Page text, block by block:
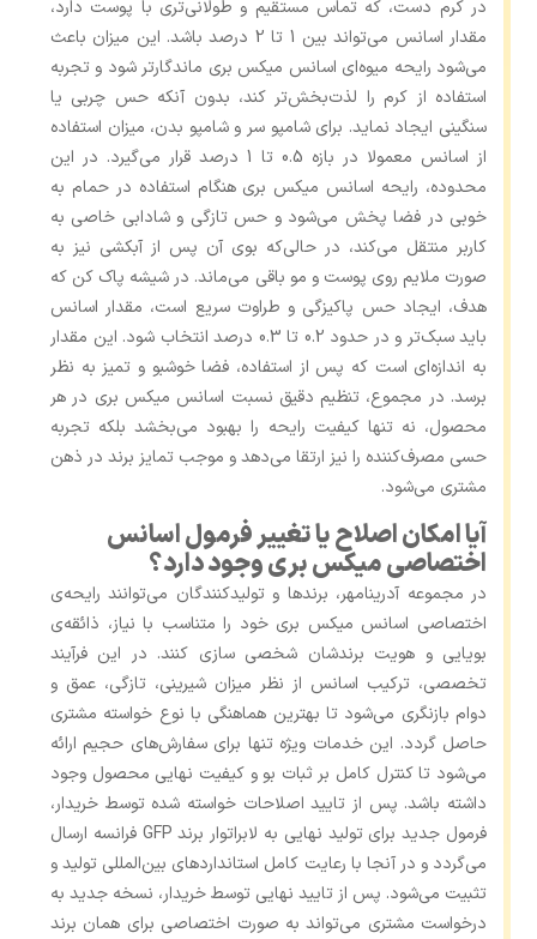
در کرم دست، که تماس مستقیم و طولانی‌تری با پوست دارد،
مقدار اسانس می‌تواند بین 1 تا 2 درصد باشد. این میزان باعث
می‌شود رایحه میوه‌ای اسانس میکس بری ماندگارتر شود و تجربه
استفاده از کرم را لذت‌بخش‌تر کند، بدون آنکه حس چربی یا
سنگینی ایجاد نماید. برای شامپو سر و شامپو بدن، میزان استفاده
از اسانس معمولا در بازه 0.5 تا 1 درصد قرار می‌گیرد. در این
محدوده، رایحه اسانس میکس بری هنگام استفاده در حمام به‌
خوبی در فضا پخش می‌شود و حس تازگی و شادابی خاصی به
کاربر منتقل می‌کند، در حالی‌که بوی آن پس از آبکشی نیز به
‌صورت ملایم روی پوست و مو باقی می‌ماند. در شیشه پاک ‌کن که
هدف، ایجاد حس پاکیزگی و طراوت سریع است، مقدار اسانس
باید سبک‌تر و در حدود 0.2 تا 0.3 درصد انتخاب شود. این مقدار
به اندازه‌ای است که پس از استفاده، فضا خوشبو و تمیز به نظر
برسد. در مجموع، تنظیم دقیق نسبت اسانس میکس بری در هر
محصول، نه‌ تنها کیفیت رایحه را بهبود می‌بخشد بلکه تجربه
حسی مصرف‌کننده را نیز ارتقا می‌دهد و موجب تمایز برند در ذهن
مشتری می‌شود.
آیا امکان اصلاح یا تغییر فرمول اسانس
اختصاصی میکس بری وجود دارد؟
در مجموعه آدرینامهر، برندها و تولیدکنندگان می‌توانند رایحه‌ی
اختصاصی اسانس میکس بری خود را متناسب با نیاز، ذائقه‌ی
بویایی و هویت برندشان شخصی‌ سازی کنند. در این فرآیند
تخصصی، ترکیب اسانس از نظر میزان شیرینی، تازگی، عمق و
دوام بازنگری می‌شود تا بهترین هماهنگی با نوع خواسته مشتری
حاصل گردد. این خدمات ویژه تنها برای سفارش‌های حجیم ارائه
می‌شود تا کنترل کامل بر ثبات بو و کیفیت نهایی محصول وجود
داشته باشد. پس از تایید اصلاحات خواسته شده توسط خریدار،
فرمول جدید برای تولید نهایی به لابراتوار برند GFP فرانسه ارسال
می‌گردد و در آنجا با رعایت کامل استانداردهای بین‌المللی تولید و
تثبیت می‌شود. پس از تایید نهایی توسط خریدار، نسخه جدید به
درخواست مشتری می‌تواند به ‌صورت اختصاصی برای همان برند